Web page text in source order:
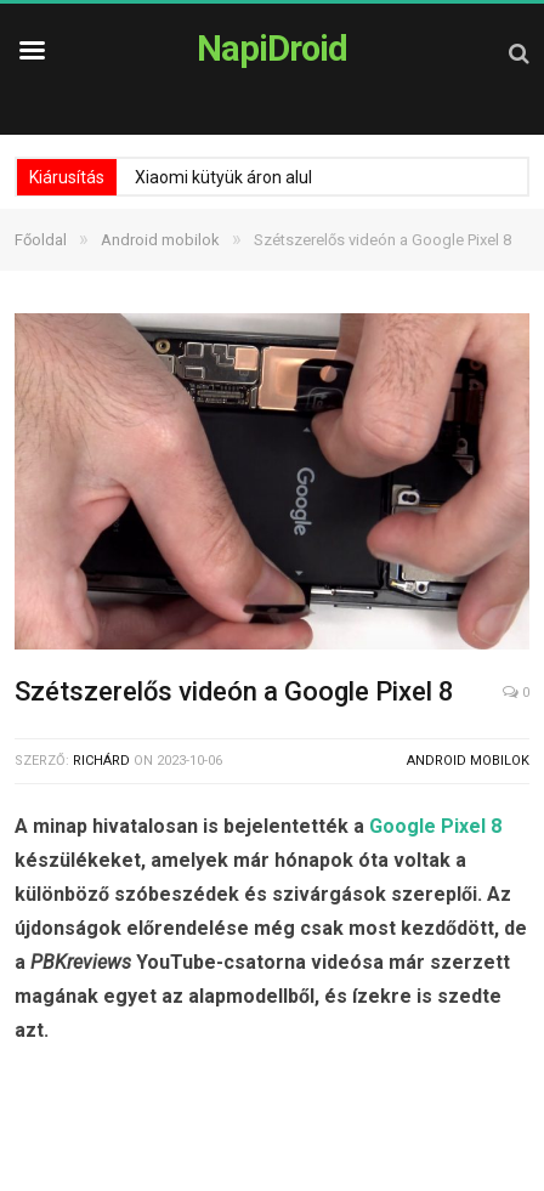
NapiDroid
Kiárusítás Xiaomi kütyük áron alul
Főoldal » Android mobilok » Szétszerelős videón a Google Pixel 8
Szétszerelős videón a Google Pixel 8 0
SZERZŐ: RICHÁRD ON 2023-10-06 ANDROID MOBILOK
A minap hivatalosan is bejelentették a Google Pixel 8
készülékeket, amelyek már hónapok óta voltak a
különböző szóbeszédek és szivárgások szereplői. Az
újdonságok előrendelése még csak most kezdődött, de
a PBKreviews YouTube-csatorna videósa már szerzett
magának egyet az alapmodellből, és ízekre is szedte
azt.